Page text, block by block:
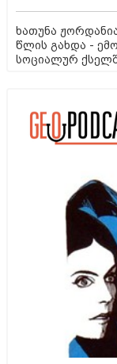
ხათუნა
წლის გახდა -
სოციალურ